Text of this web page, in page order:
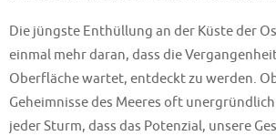
Die jüngste Enthüllung an der Küste der
einmal mehr daran, dass die
Oberfläche wartet, entdeckt zu werden.
Geheimnisse des Meeres oft
jeder Sturm, dass das Potenzial, unsere